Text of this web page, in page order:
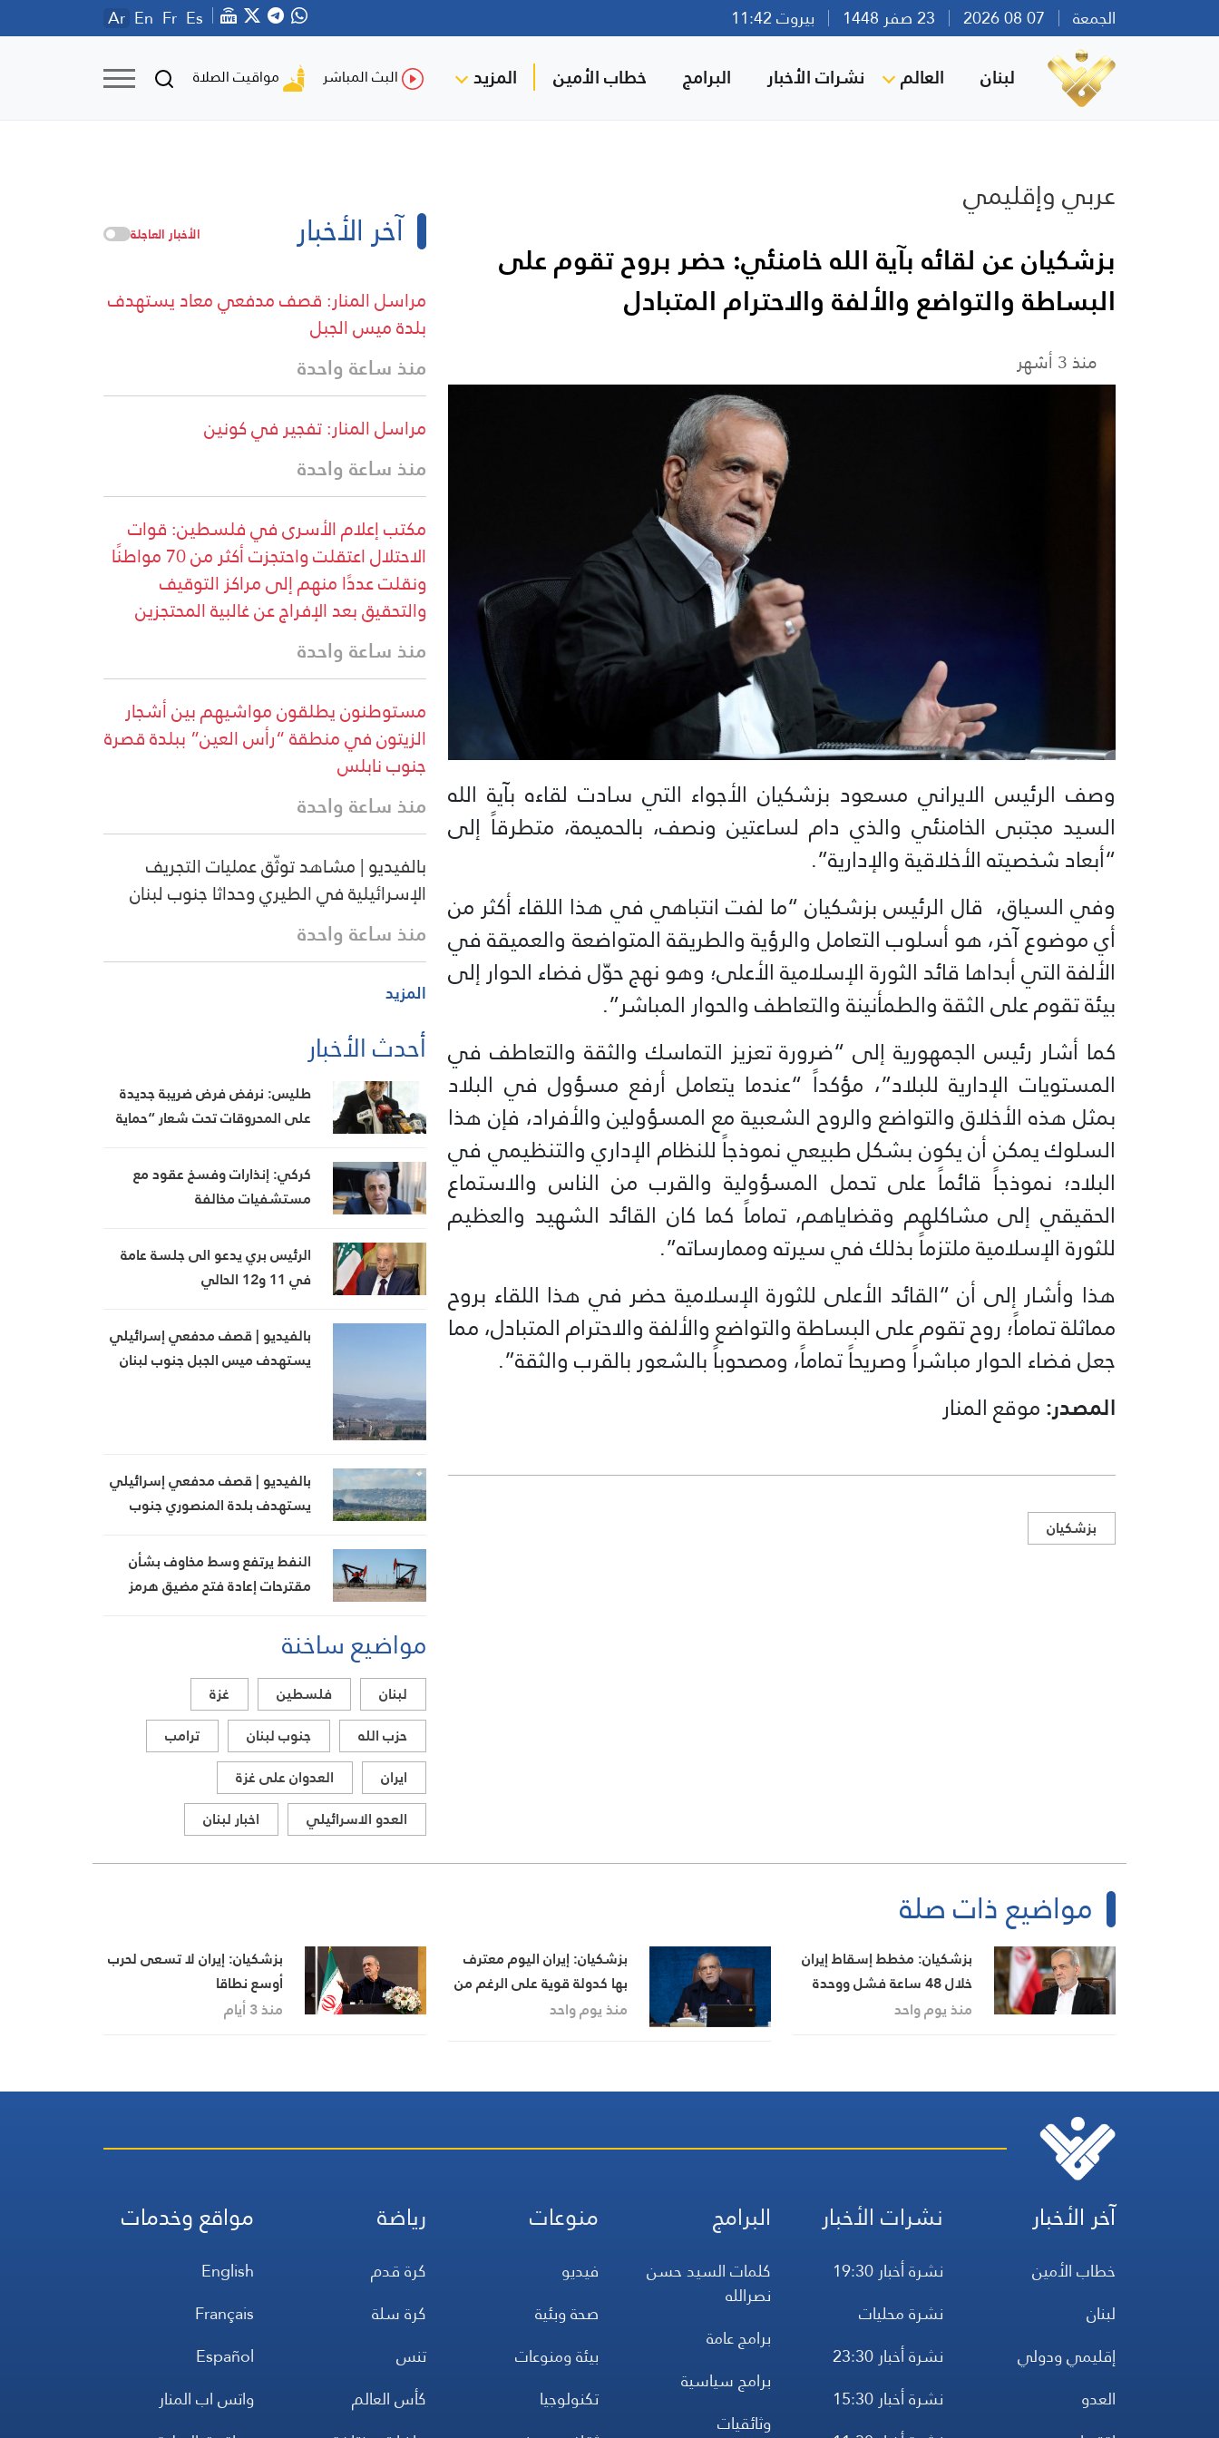
الجمعة بيروت 11:42 Ar En Fr Es
لبنان العالم نشرات الأخبار البرامج خطاب الأمين المزيد البث المباشر مواقيت الصلاة
عربي وإقليمي
بزشكيان عن لقائه بآية الله خامنئي: حضر بروح تقوم على
البساطة والتواضع والألفة والاحترام المتبادل
منذ 3 أشهر
وصف الرئيس الايراني مسعود بزشكيان الأجواء التي سادت لقاءه بآية الله
السيد مجتبى الخامنئي والذي دام لساعتين ونصف، بالحميمة، متطرقاً إلى
“أبعاد شخصيته الأخلاقية والإدارية”.
وفي السياق، قال الرئيس بزشكيان “ما لفت انتباهي في هذا اللقاء أكثر من
أي موضوع آخر، هو أسلوب التعامل والرؤية والطريقة المتواضعة والعميقة في
الألفة التي أبداها قائد الثورة الإسلامية الأعلى؛ وهو نهج حوّل فضاء الحوار إلى
بيئة تقوم على الثقة والطمأنينة والتعاطف والحوار المباشر”.
كما أشار رئيس الجمهورية إلى “ضرورة تعزيز التماسك والثقة والتعاطف في
المستويات الإدارية للبلاد”، مؤكداً “عندما يتعامل أرفع مسؤول في البلاد
بمثل هذه الأخلاق والتواضع والروح الشعبية مع المسؤولين والأفراد، فإن هذا
السلوك يمكن أن يكون بشكل طبيعي نموذجاً للنظام الإداري والتنظيمي في
البلاد؛ نموذجاً قائماً على تحمل المسؤولية والقرب من الناس والاستماع
الحقيقي إلى مشاكلهم وقضاياهم، تماماً كما كان القائد الشهيد والعظيم
للثورة الإسلامية ملتزماً بذلك في سيرته وممارساته”.
هذا وأشار إلى أن “القائد الأعلى للثورة الإسلامية حضر في هذا اللقاء بروح
مماثلة تماماً؛ روح تقوم على البساطة والتواضع والألفة والاحترام المتبادل، مما
جعل فضاء الحوار مباشراً وصريحاً تماماً، ومصحوباً بالشعور بالقرب والثقة”.
المصدر:موقع المنار
بزشكيان
آخر الأخبار الأخبار العاجلة
مراسل المنار: قصف مدفعي معاد يستهدف
بلدة ميس الجبل
منذ ساعة واحدة
مراسل المنار: تفجير في كونين
منذ ساعة واحدة
مكتب إعلام الأسرى في فلسطين: قوات
الاحتلال اعتقلت واحتجزت أكثر من 70 مواطنًا
ونقلت عددًا منهم إلى مراكز التوقيف
والتحقيق بعد الإفراج عن غالبية المحتجزين
منذ ساعة واحدة
مستوطنون يطلقون مواشيهم بين أشجار
الزيتون في منطقة “رأس العين” ببلدة قصرة
جنوب نابلس
منذ ساعة واحدة
بالفيديو | مشاهد توثّق عمليات التجريف
الإسرائيلية في الطيري وحداثا جنوب لبنان
منذ ساعة واحدة
المزيد
أحدث الأخبار
طليس: نرفض فرض ضريبة جديدة
على المحروقات تحت شعار “حماية
كركي: إنذارات وفسخ عقود مع
مستشفيات مخالفة
الرئيس بري يدعو الى جلسة عامة
في 11 و12 الحالي
بالفيديو | قصف مدفعي إسرائيلي
يستهدف ميس الجبل جنوب لبنان
بالفيديو | قصف مدفعي إسرائيلي
يستهدف بلدة المنصوري جنوب
النفط يرتفع وسط مخاوف بشأن
مقترحات إعادة فتح مضيق هرمز
مواضيع ساخنة
لبنان فلسطين
غزة
حزب الله
جنوب لبنان
ترامب
ايران
العدوان على غزة
العدو الاسرائيلي
اخبار لبنان
مواضيع ذات صلة
بزشكيان: مخطط إسقاط إيران
خلال 48 ساعة فشل ووحدة
الشعب أحبطته
منذ يوم واحد
بزشكيان: إيران اليوم معترف
بها كدولة قوية على الرغم من
تحديات العامين الماضيين
منذ يوم واحد
بزشكيان: إيران لا تسعى لحرب
أوسع نطاقا
منذ 3 أيام
آخر الأخبار
خطاب الأمين
لبنان
إقليمي ودولي
العدو
نشرات الأخبار
نشرة أخبار 19:30
نشرة محليات
نشرة أخبار 23:30
نشرة أخبار 15:30
البرامج
كلمات السيد حسن
نصرالله
برامج عامة
برامج سياسية
وثائقيات
منوعات
فيديو
صحة وبئية
بيئة ومنوعات
تكنولوجيا
رياضة
كرة قدم
كرة سلة
تنس
كأس العالم
مواقع وخدمات
English
Français
Español
واتس اب المنار